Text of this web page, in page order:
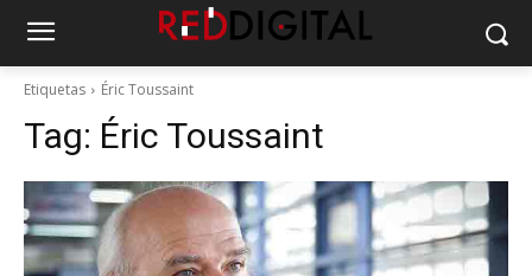
Etiquetas Éric Toussaint
Tag: Éric Toussaint